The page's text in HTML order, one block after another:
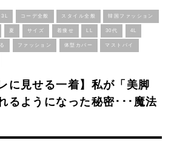
3L コーデ全般 スタイル全般 韓国ファッション
夏 サイズ 着痩せ LL 30代 4L
ファッション 体型カバー マストバイ
に見せる一着】私が「美脚
るようになった秘密･･･魔法